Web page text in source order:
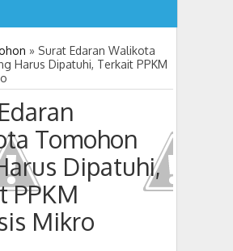
GANTIKAN MONO PIMPIN DPRD
» Surat Edaran Walikota
Harus Dipatuhi, Terkait PPKM
Tomohon
Dipatuhi,
PPKM
Mikro